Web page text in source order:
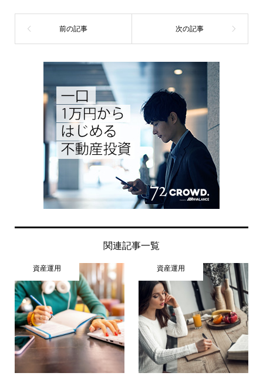
関連記事一覧
資産運用 資産運用